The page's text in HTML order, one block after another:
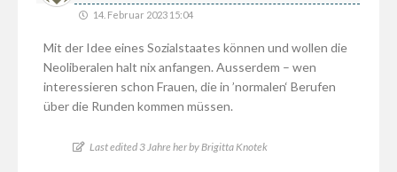
14. Februar 2023 15:04
Mit der Idee eines Sozialstaates können und wollen die
Neoliberalen halt nix anfangen. Ausserdem – wen
interessieren schon Frauen, die in ’normalen‘ Berufen
über die Runden kommen müssen.
Last edited 3 Jahre her by Brigitta Knotek